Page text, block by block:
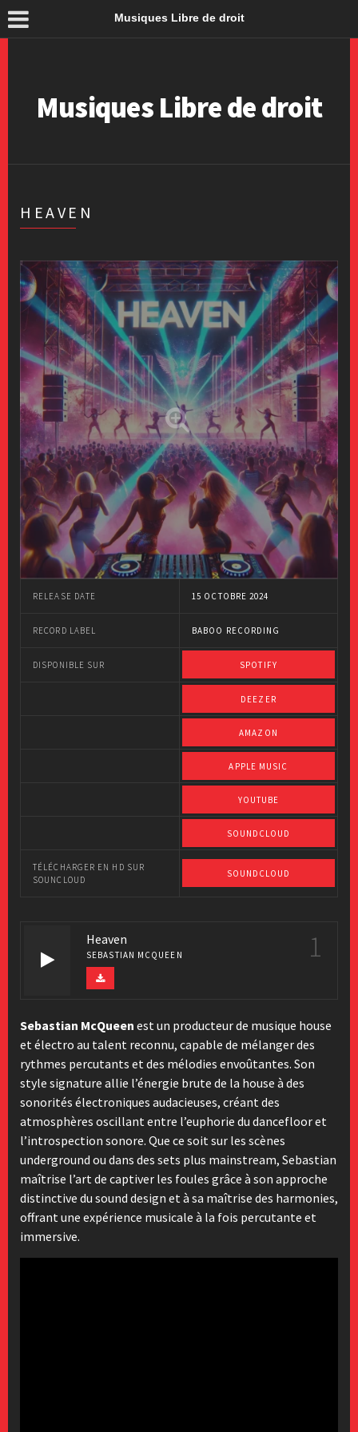
Musiques Libre de droit
Musiques Libre de droit
HEAVEN
RELEASE DATE 15 OCTOBRE 2024
RECORD LABEL BABOO RECORDING
DISPONIBLE SUR SPOTIFY
DEEZER
AMAZON
APPLE MUSIC
YOUTUBE
SOUNDCLOUD
TÉLÉCHARGER EN HD SUR
SOUNCLOUD
SOUNDCLOUD
Heaven
SEBASTIAN MCQUEEN 1
Sebastian McQueen est un producteur de musique house
et électro au talent reconnu, capable de mélanger des
rythmes percutants et des mélodies envoûtantes. Son
style signature allie l’énergie brute de la house à des
sonorités électroniques audacieuses, créant des
atmosphères oscillant entre l’euphorie du dancefloor et
l’introspection sonore. Que ce soit sur les scènes
underground ou dans des sets plus mainstream, Sebastian
maîtrise l’art de captiver les foules grâce à son approche
distinctive du sound design et à sa maîtrise des harmonies,
offrant une expérience musicale à la fois percutante et
immersive.